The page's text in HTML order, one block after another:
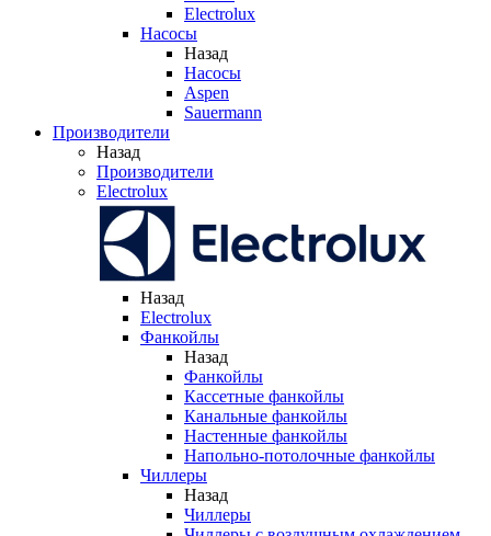
Electrolux
Насосы
Назад
Насосы
Aspen
Sauermann
Производители
Назад
Производители
Electrolux
Назад
Electrolux
Фанкойлы
Назад
Фанкойлы
Кассетные фанкойлы
Канальные фанкойлы
Настенные фанкойлы
Напольно-потолочные фанкойлы
Чиллеры
Назад
Чиллеры